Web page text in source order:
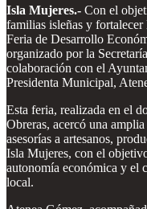
Isla Mujeres.- Con el
familias isleñas y
Feria de Desarrollo
organizado por la
colaboración con el
Presidenta Municipal,
Esta feria, realizada en el
Obreras, acercó una
asesorías a artesanos,
Isla Mujeres, con el
autonomía económica y el
local.